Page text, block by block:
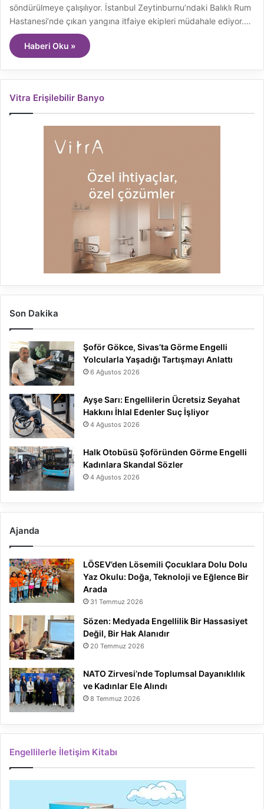
söndürülmeye çalışılıyor. İstanbul Zeytinburnu’ndaki Balıklı Rum
Hastanesi’nde çıkan yangına itfaiye ekipleri müdahale ediyor.…
Haberi Oku »
Vitra Erişilebilir Banyo
Son Dakika
Şoför Gökce, Sivas’ta Görme Engelli
Yolcularla Yaşadığı Tartışmayı Anlattı
6 Ağustos 2026
Ayşe Sarı: Engellilerin Ücretsiz Seyahat
Hakkını İhlal Edenler Suç İşliyor
4 Ağustos 2026
Halk Otobüsü Şoföründen Görme Engelli
Kadınlara Skandal Sözler
4 Ağustos 2026
Ajanda
LÖSEV’den Lösemili Çocuklara Dolu Dolu
Yaz Okulu: Doğa, Teknoloji ve Eğlence Bir
Arada
31 Temmuz 2026
Sözen: Medyada Engellilik Bir Hassasiyet
Değil, Bir Hak Alanıdır
20 Temmuz 2026
NATO Zirvesi’nde Toplumsal Dayanıklılık
ve Kadınlar Ele Alındı
8 Temmuz 2026
Engellilerle İletişim Kitabı